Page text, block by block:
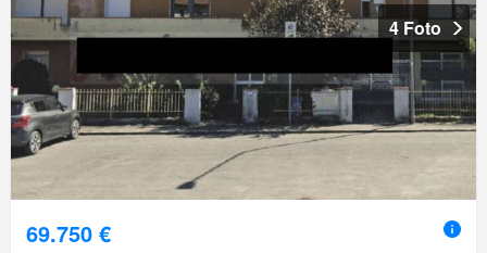
4 Foto
69.750 €